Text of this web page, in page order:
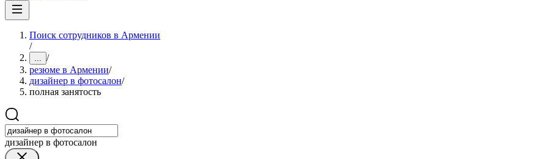
Поиск сотрудников в Армении
/
... /
резюме в Армении/
дизайнер в фотосалон/
полная занятость
дизайнер в фотосалон